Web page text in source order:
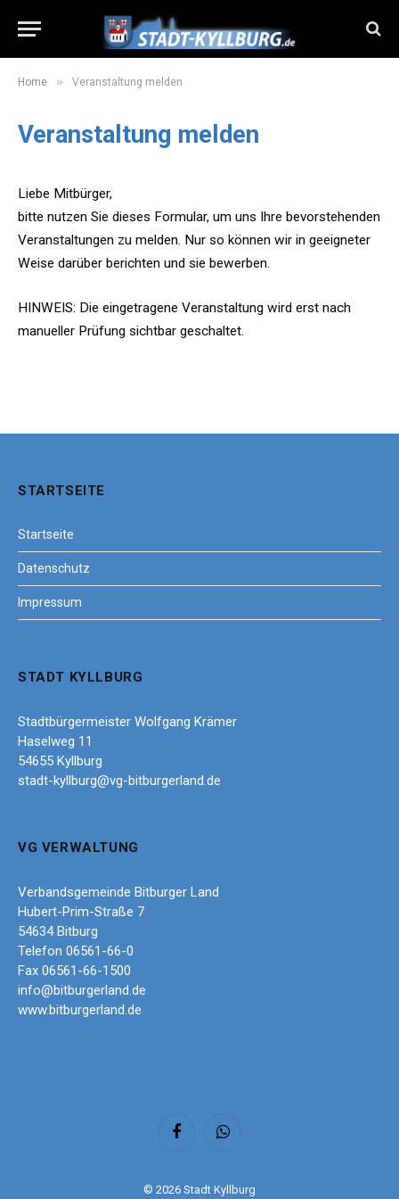
Home » Veranstaltung melden
Veranstaltung melden
Liebe Mitbürger,
bitte nutzen Sie dieses Formular, um uns Ihre bevorstehenden
Veranstaltungen zu melden. Nur so können wir in geeigneter
Weise darüber berichten und sie bewerben.
HINWEIS: Die eingetragene Veranstaltung wird erst nach
manueller Prüfung sichtbar geschaltet.
STARTSEITE
Startseite
Datenschutz
Impressum
STADT KYLLBURG
Stadtbürgermeister Wolfgang Krämer
Haselweg 11
54655 Kyllburg
stadt-kyllburg@vg-bitburgerland.de
VG VERWALTUNG
Verbandsgemeinde Bitburger Land
Hubert-Prim-Straße 7
54634 Bitburg
Telefon 06561-66-0
Fax 06561-66-1500
info@bitburgerland.de
www.bitburgerland.de
FacebookWhatsApp
© 2026 Stadt Kyllburg